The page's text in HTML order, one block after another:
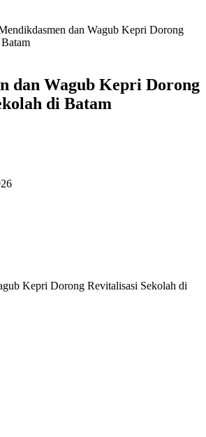
dan Wagub Kepri Dorong
dan Wagub Kepri Dorong
di Batam
Kepri Dorong Revitalisasi Sekolah di